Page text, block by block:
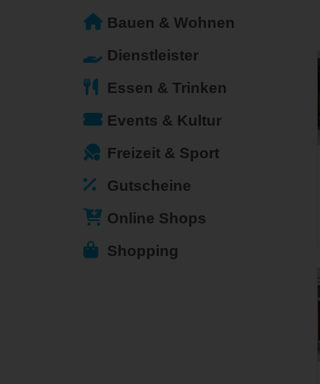
Bauen & Wohnen
Dienstleister
Essen & Trinken
Events & Kultur
Freizeit & Sport
Gutscheine
Online Shops
Shopping